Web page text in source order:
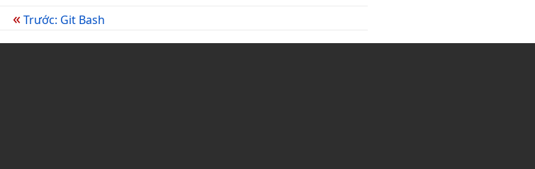
«Trước: Git Bash